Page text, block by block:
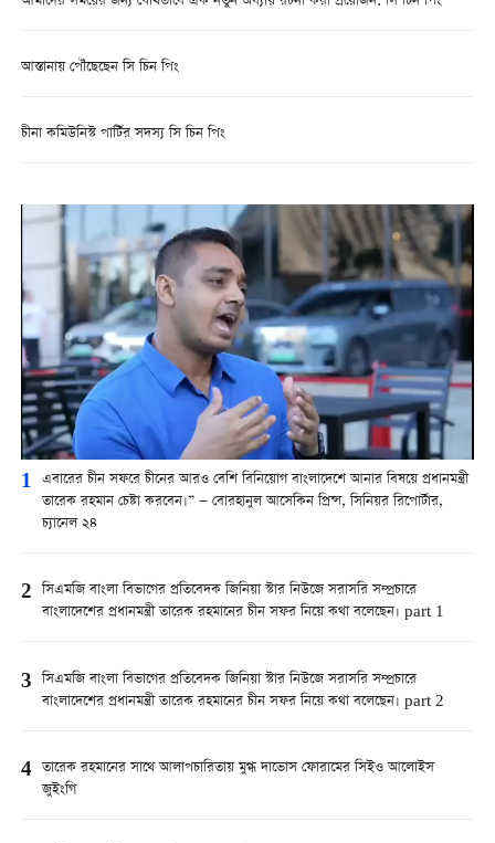
আস্তানায় পৌঁছেছেন সি চিন পিং
চীনা কমিউনিস্ট পার্টির সদস্য সি চিন পিং
1 এবারের চীন সফরে চীনের আরও বেশি বিনিয়োগ বাংলাদেশে আনার বিষয়ে প্রধানমন্ত্রী
তারেক রহমান চেষ্টা করবেন।” — বোরহানুল আসেকিন প্রিন্স, সিনিয়র রিপোর্টার,
চ্যানেল ২৪
2 সিএমজি বাংলা বিভাগের প্রতিবেদক জিনিয়া স্টার নিউজে সরাসরি সম্প্রচারে
বাংলাদেশের প্রধানমন্ত্রী তারেক রহমানের চীন সফর নিয়ে কথা বলেছেন। part 1
3 সিএমজি বাংলা বিভাগের প্রতিবেদক জিনিয়া স্টার নিউজে সরাসরি সম্প্রচারে
বাংলাদেশের প্রধানমন্ত্রী তারেক রহমানের চীন সফর নিয়ে কথা বলেছেন। part 2
4 তারেক রহমানের সাথে আলাপচারিতায় মুগ্ধ দাভোস ফোরামের সিইও আলোইস
জুইংগি